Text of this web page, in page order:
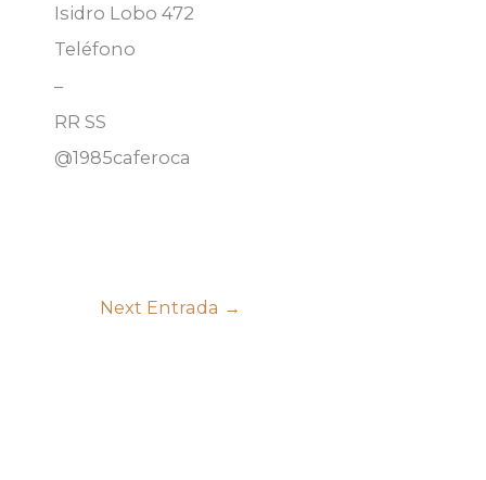
Isidro Lobo 472
Teléfono
–
RR SS
@1985caferoca
Next Entrada →